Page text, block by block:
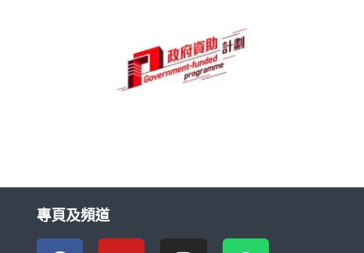
專頁及頻道